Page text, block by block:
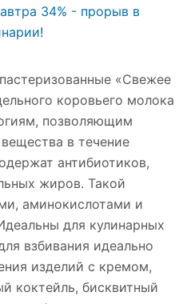
«Свежее
коровьего молока
позволяющим
в течение
антибиотиков,
жиров. Такой
аминокислотами и
для кулинарных
взбивания идеально
изделий с кремом,
коктейль, бисквитный